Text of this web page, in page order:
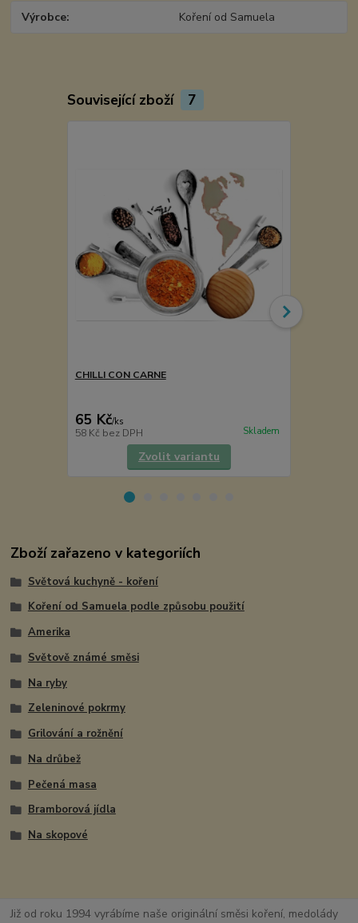
Výrobce Koření od Samuela
Související zboží 7
CHILLI CON CARNE
65 Kč/ks
58 Kč bez DPH Skladem
Zvolit variantu
Zboží zařazeno v kategoriích
Světová kuchyně - koření
Koření od Samuela podle způsobu použití
Amerika
Světově známé směsi
Na ryby
Zeleninové pokrmy
Grilování a rožnění
Na drůbež
Pečená masa
Bramborová jídla
Na skopové
Již od roku 1994 vyrábíme naše originální směsi koření, medolády